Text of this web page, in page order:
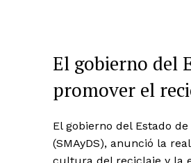
El gobierno del
promover el
El gobierno del Estado
(SMAyDS), anunció la